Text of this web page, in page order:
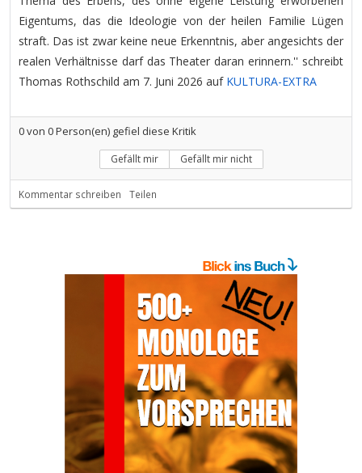
Eigentums, das die Ideologie von der heilen Familie Lügen
straft. Das ist zwar keine neue Erkenntnis, aber angesichts der
realen Verhältnisse darf das Theater daran erinnern.'' schreibt
Thomas Rothschild am 7. Juni 2026 auf KULTURA-EXTRA
0von 0Person(en) gefiel diese Kritik
Gefällt mir Gefällt mir nicht
Kommentar schreiben Teilen